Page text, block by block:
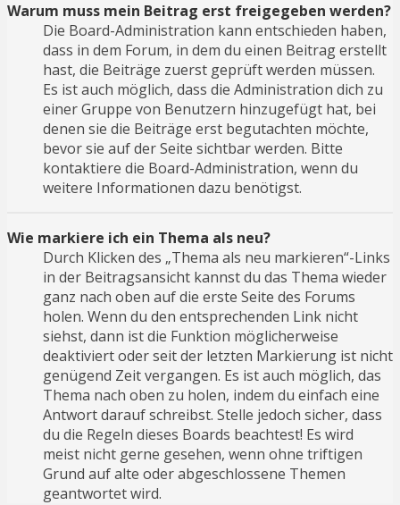
Warum muss mein Beitrag erst freigegeben werden?
Die Board-Administration kann entschieden haben,
dass in dem Forum, in dem du einen Beitrag erstellt
hast, die Beiträge zuerst geprüft werden müssen.
Es ist auch möglich, dass die Administration dich zu
einer Gruppe von Benutzern hinzugefügt hat, bei
denen sie die Beiträge erst begutachten möchte,
bevor sie auf der Seite sichtbar werden. Bitte
kontaktiere die Board-Administration, wenn du
weitere Informationen dazu benötigst.
Wie markiere ich ein Thema als neu?
Durch Klicken des „Thema als neu markieren“-Links
in der Beitragsansicht kannst du das Thema wieder
ganz nach oben auf die erste Seite des Forums
holen. Wenn du den entsprechenden Link nicht
siehst, dann ist die Funktion möglicherweise
deaktiviert oder seit der letzten Markierung ist nicht
genügend Zeit vergangen. Es ist auch möglich, das
Thema nach oben zu holen, indem du einfach eine
Antwort darauf schreibst. Stelle jedoch sicher, dass
du die Regeln dieses Boards beachtest! Es wird
meist nicht gerne gesehen, wenn ohne triftigen
Grund auf alte oder abgeschlossene Themen
geantwortet wird.